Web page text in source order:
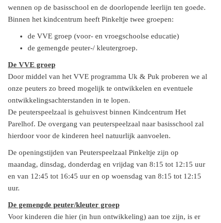
wennen op de basisschool en de doorlopende leerlijn ten goede.
Binnen het kindcentrum heeft Pinkeltje twee groepen:
de VVE groep (voor- en vroegschoolse educatie)
de gemengde peuter-/ kleutergroep.
De VVE groep
Door middel van het VVE programma Uk & Puk proberen we al
onze peuters zo breed mogelijk te ontwikkelen en eventuele
ontwikkelingsachterstanden in te lopen.
De peuterspeelzaal is gehuisvest binnen Kindcentrum Het
Parelhof. De overgang van peuterspeelzaal naar basisschool zal
hierdoor voor de kinderen heel natuurlijk aanvoelen.
De openingstijden van Peuterspeelzaal Pinkeltje zijn op
maandag, dinsdag, donderdag en vrijdag van 8:15 tot 12:15 uur
en van 12:45 tot 16:45 uur en op woensdag van 8:15 tot 12:15
uur.
De gemengde peuter/kleuter groep
Voor kinderen die hier (in hun ontwikkeling) aan toe zijn, is er